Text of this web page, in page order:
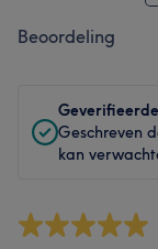
Beoordeling
Geschreven
kan